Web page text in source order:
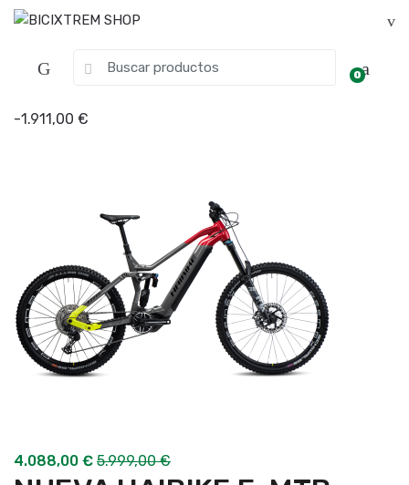
0
-1.911,00 €
4.088,00 € 5.999,00€